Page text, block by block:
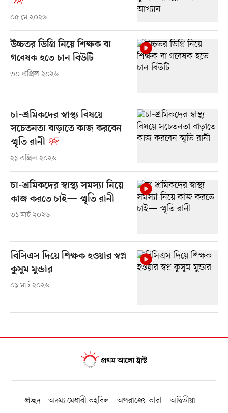
০৫ মে ২০২৬
উচ্চতর ডিগ্রি নিয়ে শিক্ষক বা
গবেষক হতে চান বিউটি
৩০ এপ্রিল ২০২৬
চা-শ্রমিকদের স্বাস্থ্য বিষয়ে
সচেতনতা বাড়াতে কাজ করবেন
স্মৃতি রানী
২১ এপ্রিল ২০২৬
চা-শ্রমিকদের স্বাস্থ্য সমস্যা নিয়ে
কাজ করতে চাই— স্মৃতি রানী
৩১ মার্চ ২০২৬
বিসিএস দিয়ে শিক্ষক হওয়ার স্বপ্ন
কুসুম মুন্ডার
০১ মার্চ ২০২৬
প্রচ্ছদ অদম্য মেধাবী তহবিল অপরাজেয় তারা অদ্বিতীয়া